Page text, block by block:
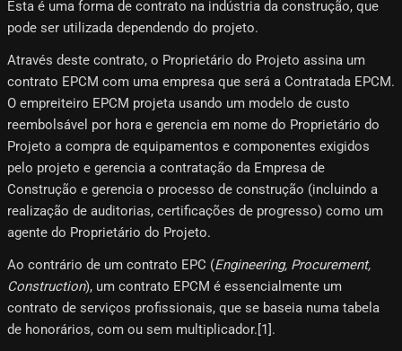
Esta é uma forma de contrato na indústria da construção, que
pode ser utilizada dependendo do projeto.
Através deste contrato, o Proprietário do Projeto assina um
contrato EPCM com uma empresa que será a Contratada EPCM.
O empreiteiro EPCM projeta usando um modelo de custo
reembolsável por hora e gerencia em nome do Proprietário do
Projeto a compra de equipamentos e componentes exigidos
pelo projeto e gerencia a contratação da Empresa de
Construção e gerencia o processo de construção (incluindo a
realização de auditorias, certificações de progresso) como um
agente do Proprietário do Projeto.
Ao contrário de um contrato EPC (Engineering, Procurement,
Construction), um contrato EPCM é essencialmente um
contrato de serviços profissionais, que se baseia numa tabela
de honorários, com ou sem multiplicador.[1]​.